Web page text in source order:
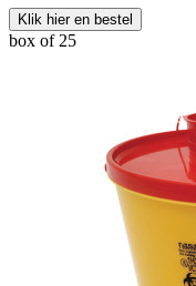
Klik hier en bestel
box of 25